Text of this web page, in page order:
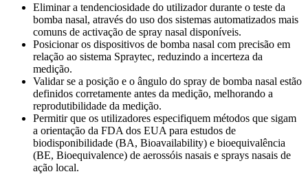
Eliminar a tendenciosidade do utilizador durante o teste da
bomba nasal, através do uso dos sistemas automatizados mais
comuns de activação de spray nasal disponíveis.
Posicionar os dispositivos de bomba nasal com precisão em
relação ao sistema Spraytec, reduzindo a incerteza da
medição.
Validar se a posição e o ângulo do spray de bomba nasal estão
definidos corretamente antes da medição, melhorando a
reprodutibilidade da medição.
Permitir que os utilizadores especifiquem métodos que sigam
a orientação da FDA dos EUA para estudos de
biodisponibilidade (BA, Bioavailability) e bioequivalência
(BE, Bioequivalence) de aerossóis nasais e sprays nasais de
ação local.